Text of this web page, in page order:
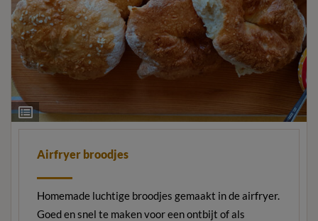
Ingrediëntenlijst
Airfryer broodjes
Homemade luchtige broodjes gemaakt in de airfryer.
Goed en snel te maken voor een ontbijt of als